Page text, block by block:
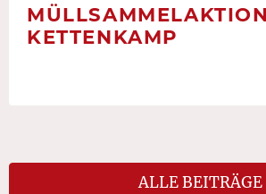
KETTENKAMP
ALLE BEITRÄGE